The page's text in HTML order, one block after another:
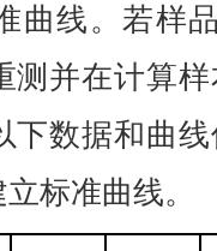
曲线。若样
测并在计算
下数据和曲
标准曲线。